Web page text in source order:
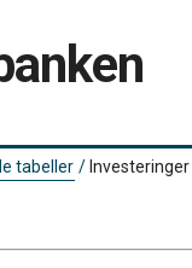
tabeller /